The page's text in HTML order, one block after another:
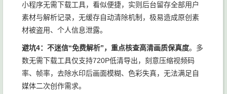
小程序无需下载工具，看似便捷，实则后台留存全部用户
素材与解析记录，无缓存自动清除机制，极易造成原创素
材被盗用、个人信息泄露。
避坑4：不迷信“免费解析”，重点核查高清画质保真度。多
数无需下载工具仅支持720P低清导出，刻意压缩视频码
率、帧率，去除水印后画面模糊、色彩失真，无法满足自
媒体二次创作需求。